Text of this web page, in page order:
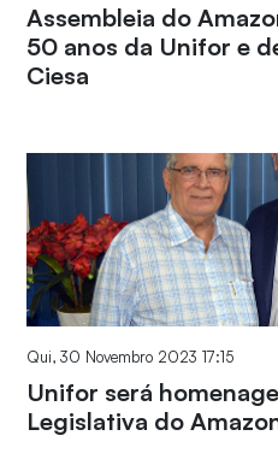
Assembleia do
50 anos da Unifor e
Ciesa
Qui, 30 Novembro 2023 17:15
Unifor será
Legislativa do